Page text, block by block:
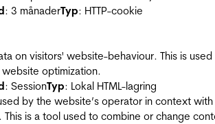
: 3 månaderTyp: HTTP-cookie
on visitors' website-behaviour. This is
website optimization.
: SessionTyp: Lokal HTML-lagring
by the website’s operator in context with
is a tool used to combine or change